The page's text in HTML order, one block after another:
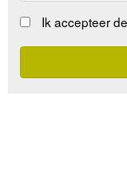
Ik accepteer de